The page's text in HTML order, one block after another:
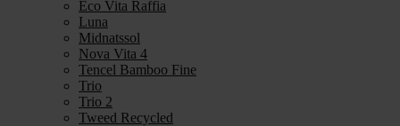
Eco Vita Raffia
Luna
Midnatssol
Nova Vita 4
Tencel Bamboo Fine
Trio
Trio 2
Tweed Recycled